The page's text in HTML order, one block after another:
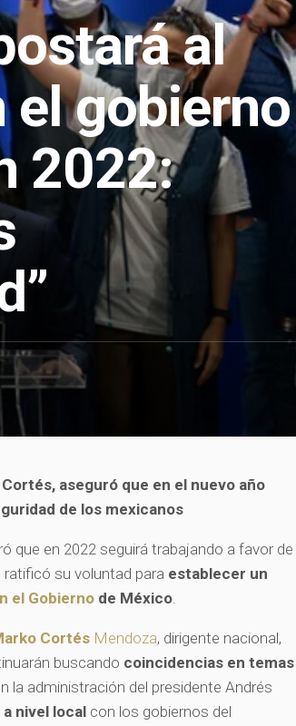
al
el gobierno
2022:
aseguró que en el nuevo año
de los mexicanos
que en 2022 seguirá trabajando a favor de
ratificó su voluntad para establecer un
el Gobierno de México.
Cortés Mendoza, dirigente nacional,
buscando coincidencias en temas
la administración del presidente Andrés
nivel local con los gobiernos del